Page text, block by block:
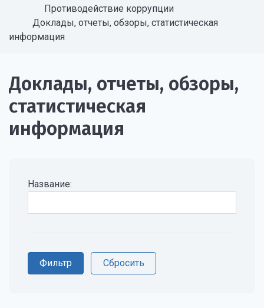
Противодействие коррупции
Доклады, отчеты, обзоры, статистическая
информация
Доклады, отчеты, обзоры,
статистическая
информация
Название: